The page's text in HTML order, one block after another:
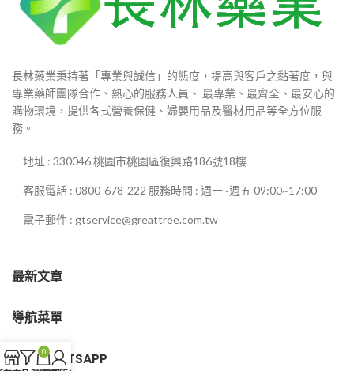
長林藥業秉持著「專業與誠信」的態度，提高與客戶之黏著度，與
專業藥師團隊合作、熱心的服務人員、 最專業、最齊全、最安心的
購物環境，提供各式營養保健、婦嬰用品及醫材用品等全方位服
務。
地址 : 330046 桃園市桃園區復興路186號18樓
客服電話 : 0800-678-222 服務時間 : 週一~週五 09:00~17:00
電子郵件 : gtservice@greattree.com.tw
最新文章
導航菜單
客服WHATSAPP
0